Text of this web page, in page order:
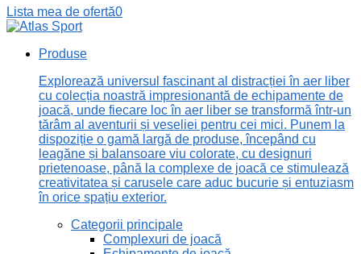
Lista mea de ofertă0
Produse
Explorează universul fascinant al distracției în aer liber
cu colecția noastră impresionantă de echipamente de
joacă, unde fiecare loc în aer liber se transformă într-un
tărâm al aventurii și veseliei pentru cei mici. Punem la
dispoziție o gamă largă de produse, începând cu
leagăne și balansoare viu colorate, cu designuri
prietenoase, până la complexe de joacă ce stimulează
creativitatea și carusele care aduc bucurie și entuziasm
în orice spațiu exterior.
Categorii principale
Complexuri de joacă